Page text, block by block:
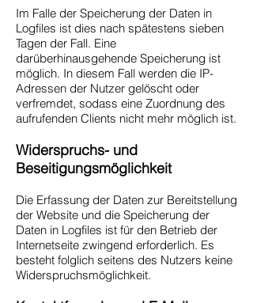
Im Falle der Speicherung der Daten in
Logfiles ist dies nach spätestens sieben
Tagen der Fall. Eine
darüberhinausgehende Speicherung ist
möglich. In diesem Fall werden die IP-
Adressen der Nutzer gelöscht oder
verfremdet, sodass eine Zuordnung des
aufrufenden Clients nicht mehr möglich ist.
Widerspruchs- und
Beseitigungsmöglichkeit
Die Erfassung der Daten zur Bereitstellung
der Website und die Speicherung der
Daten in Logfiles ist für den Betrieb der
Internetseite zwingend erforderlich. Es
besteht folglich seitens des Nutzers keine
Widerspruchsmöglichkeit.